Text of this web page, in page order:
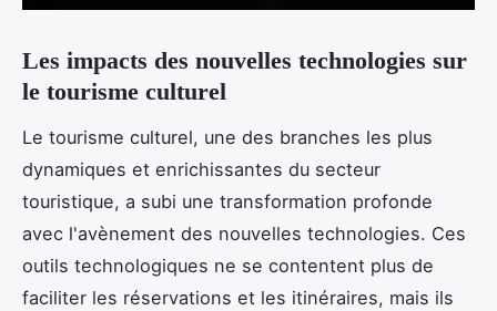
Les impacts des nouvelles technologies sur
le tourisme culturel
Le tourisme culturel, une des branches les plus
dynamiques et enrichissantes du secteur
touristique, a subi une transformation profonde
avec l'avènement des nouvelles technologies. Ces
outils technologiques ne se contentent plus de
faciliter les réservations et les itinéraires, mais ils